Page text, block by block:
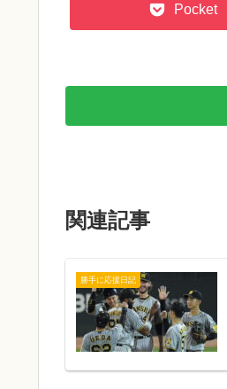
Pocket
関連記事
勝手に応援日記